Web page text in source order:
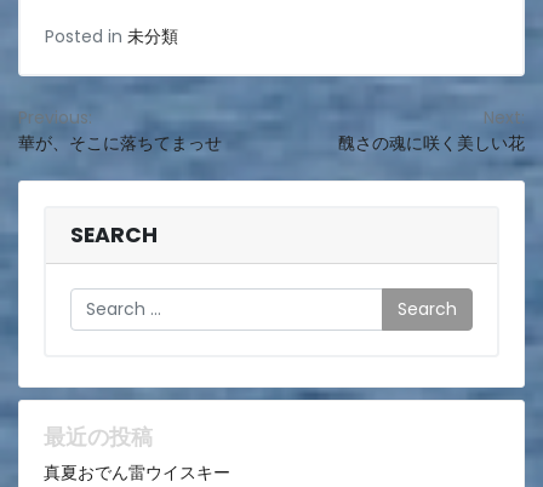
Posted in 未分類
投
稿
ビ
ョ
ン
Previous:
華が、そこに落ちてまっせ
Next:
醜さの魂に咲く美しい花
SEARCH
Search
最近の投稿
真夏おでん雷ウイスキー